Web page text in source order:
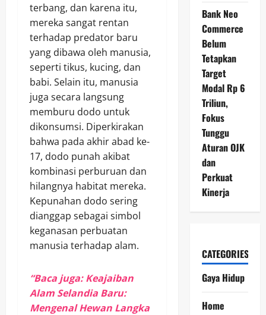
terbang, dan karena itu,
mereka sangat rentan
terhadap predator baru
yang dibawa oleh manusia,
seperti tikus, kucing, dan
babi. Selain itu, manusia
juga secara langsung
memburu dodo untuk
dikonsumsi. Diperkirakan
bahwa pada akhir abad ke-
17, dodo punah akibat
kombinasi perburuan dan
hilangnya habitat mereka.
Kepunahan dodo sering
dianggap sebagai simbol
keganasan perbuatan
manusia terhadap alam.
“Baca juga: Keajaiban
Alam Selandia Baru:
Mengenal Hewan Langka
Bank Neo
Commerce
Belum
Tetapkan
Target
Modal Rp 6
Triliun,
Fokus
Tunggu
Aturan OJK
dan
Perkuat
Kinerja
CATEGORIES
Gaya Hidup
Home